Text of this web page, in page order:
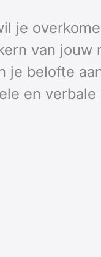
je
van jouw
je belofte
en